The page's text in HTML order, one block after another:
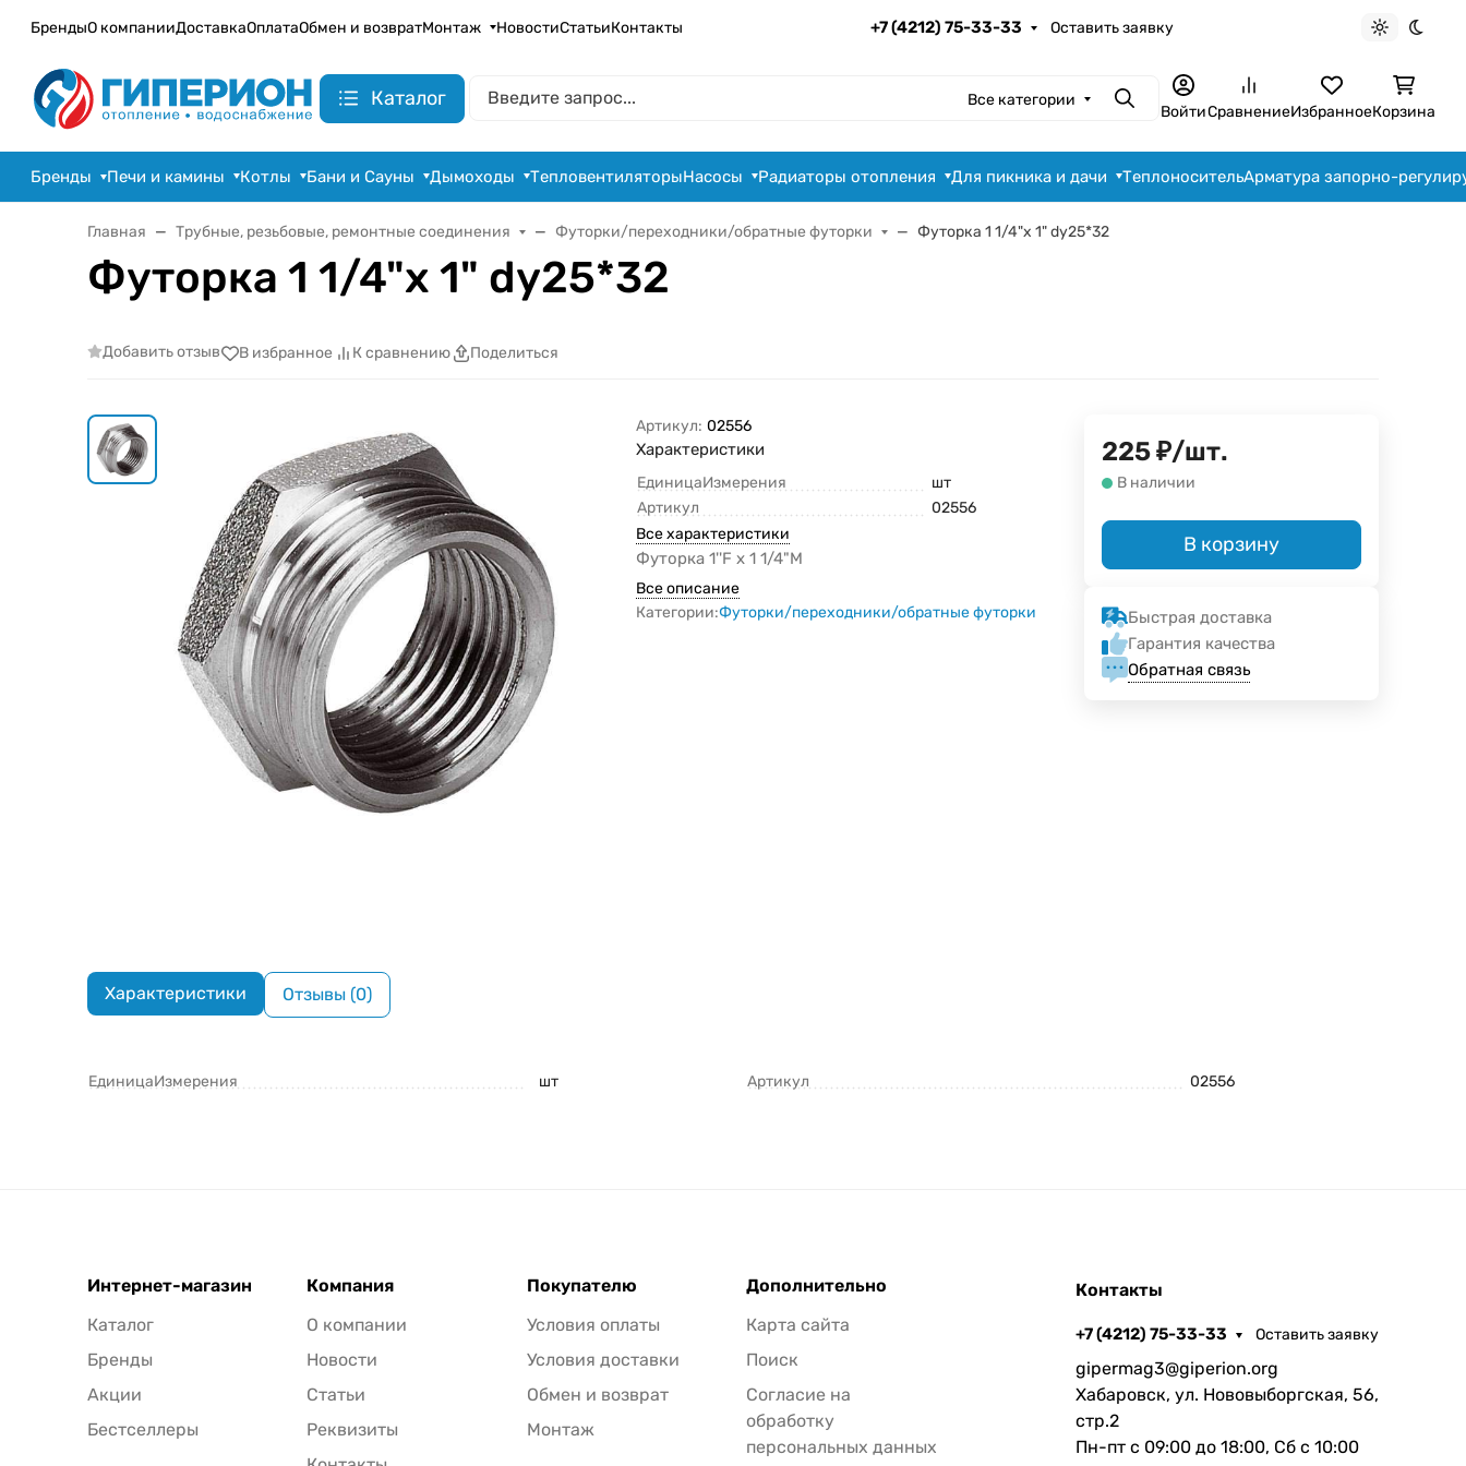
БрендыО компанииДоставкаОплатаОбмен и возвратМонтаж НовостиСтатьиКонтакты +7 (4212) 75-33-33 Оставить заявку
Светлая
Каталог Все категории ПоискВойтиСравнениеИзбранноеКорзина
Бренды Печи и камины Котлы Бани и Сауны Дымоходы ТепловентиляторыНасосы Радиаторы отопления Для пикника и дачи ТеплоносительАрматура запорно-
Главная Трубные, резьбовые, ремонтные соединения Футорки/переходники/обратные футорки Футорка 1 1/4"х 1" dy25*32
Футорка 1 1/4"х 1" dy25*32
Добавить отзыв В избранное К сравнению Поделиться
Артикул: 02556
Характеристики
ЕдиницаИзмерения
шт
Артикул
02556
Все характеристики
Футорка 1''F x 1 1/4"M
Все описание
Категории:Футорки/переходники/обратные футорки
225₽/шт.
В наличии
В корзину
Быстрая доставка
Гарантия качества
Обратная связь
Характеристики Отзывы (0)
ЕдиницаИзмерения шт Артикул 02556
Интернет-магазин
Каталог
Бренды
Акции
Бестселлеры
Компания
О компании
Новости
Статьи
Реквизиты
Покупателю
Условия оплаты
Условия доставки
Обмен и возврат
Монтаж
Дополнительно
Карта сайта
Поиск
Согласие на
обработку
персональных данных
Контакты
+7 (4212) 75-33-33 Оставить заявку
gipermag3@giperion.org
Хабаровск, ул. Нововыборгская, 56,
стр.2
Пн-пт с 09:00 до 18:00, Сб с 10:00